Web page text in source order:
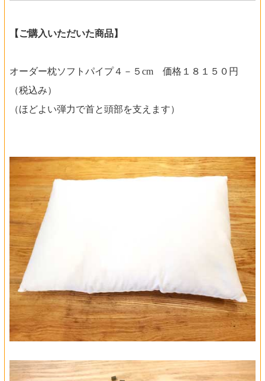
【ご購入いただいた商品】
オーダー枕ソフトパイプ４－５cm 価格１８１５０円
（税込み）
（ほどよい弾力で首と頭部を支えます）